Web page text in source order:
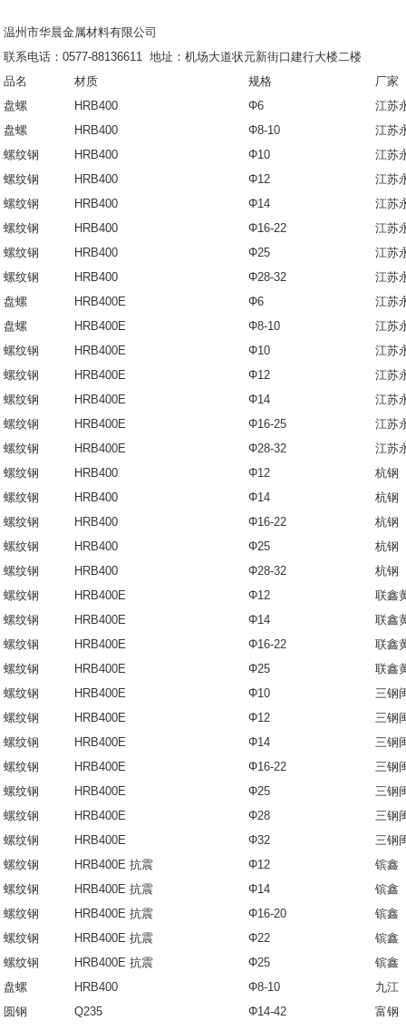
温州市华晨金属材料有限公司
联系电话：0577-88136611地址：机场大道状元新街口建行大楼二楼
品名
材质 规格
厂家
盘螺
HRB400 Φ6
江苏
盘螺
HRB400 Φ8-10
江苏
螺纹钢
HRB400 Φ10
江苏
螺纹钢
HRB400 Φ12
江苏
螺纹钢
HRB400 Φ14
江苏
螺纹钢
HRB400 Φ16-22
江苏
螺纹钢
HRB400 Φ25
江苏
螺纹钢
HRB400 Φ28-32
江苏
盘螺
HRB400E Φ6
江苏
盘螺
HRB400E Φ8-10
江苏
螺纹钢
HRB400E Φ10
江苏
螺纹钢
HRB400E Φ12
江苏
螺纹钢
HRB400E Φ14
江苏
螺纹钢
HRB400E Φ16-25
江苏
螺纹钢
HRB400E Φ28-32
江苏
螺纹钢
HRB400 Φ12
杭钢
螺纹钢
HRB400 Φ14
杭钢
螺纹钢
HRB400 Φ16-22
杭钢
螺纹钢
HRB400 Φ25
杭钢
螺纹钢
HRB400 Φ28-32
杭钢
螺纹钢
HRB400E Φ12
联鑫
螺纹钢
HRB400E Φ14
联鑫
螺纹钢
HRB400E Φ16-22
联鑫
螺纹钢
HRB400E Φ25
联鑫
螺纹钢
HRB400E Φ10
三钢
螺纹钢
HRB400E Φ12
三钢
螺纹钢
HRB400E Φ14
三钢
螺纹钢
HRB400E Φ16-22
三钢
螺纹钢
HRB400E Φ25
三钢
螺纹钢
HRB400E Φ28
三钢
螺纹钢
HRB400E Φ32
三钢
螺纹钢
HRB400E 抗震 Φ12
镔鑫
螺纹钢
HRB400E 抗震 Φ14
镔鑫
螺纹钢
HRB400E 抗震 Φ16-20
镔鑫
螺纹钢
HRB400E 抗震 Φ22
镔鑫
螺纹钢
HRB400E 抗震 Φ25
镔鑫
盘螺
HRB400 Φ8-10
九江
圆钢
Q235 Φ14-42 富钢